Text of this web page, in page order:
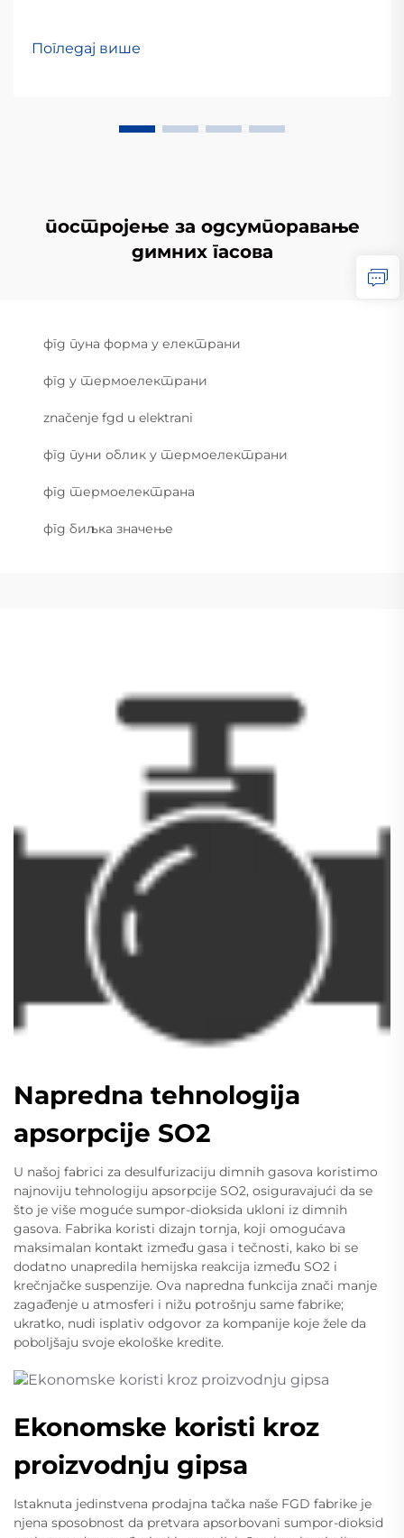
Погледај више
постројење за одсумпоравање
димних гасова
фгд пуна форма у електрани
фгд у термоелектрани
značenje fgd u elektrani
фгд пуни облик у термоелектрани
фгд термоелектрана
фгд биљка значење
Napredna tehnologija
apsorpcije SO2
U našoj fabrici za desulfurizaciju dimnih gasova koristimo
najnoviju tehnologiju apsorpcije SO2, osiguravajući da se
što je više moguće sumpor-dioksida ukloni iz dimnih
gasova. Fabrika koristi dizajn tornja, koji omogućava
maksimalan kontakt između gasa i tečnosti, kako bi se
dodatno unapredila hemijska reakcija između SO2 i
krečnjačke suspenzije. Ova napredna funkcija znači manje
zagađenje u atmosferi i nižu potrošnju same fabrike;
ukratko, nudi isplativ odgovor za kompanije koje žele da
poboljšaju svoje ekološke kredite.
Ekonomske koristi kroz
proizvodnju gipsa
Istaknuta jedinstvena prodajna tačka naše FGD fabrike je
njena sposobnost da pretvara apsorbovani sumpor-dioksid